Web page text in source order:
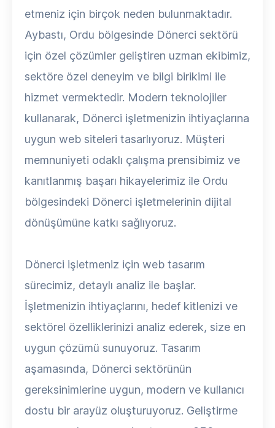
etmeniz için birçok neden bulunmaktadır.
Aybastı, Ordu bölgesinde Dönerci sektörü
için özel çözümler geliştiren uzman ekibimiz,
sektöre özel deneyim ve bilgi birikimi ile
hizmet vermektedir. Modern teknolojiler
kullanarak, Dönerci işletmenizin ihtiyaçlarına
uygun web siteleri tasarlıyoruz. Müşteri
memnuniyeti odaklı çalışma prensibimiz ve
kanıtlanmış başarı hikayelerimiz ile Ordu
bölgesindeki Dönerci işletmelerinin dijital
dönüşümüne katkı sağlıyoruz.
Dönerci işletmeniz için web tasarım
sürecimiz, detaylı analiz ile başlar.
İşletmenizin ihtiyaçlarını, hedef kitlenizi ve
sektörel özelliklerinizi analiz ederek, size en
uygun çözümü sunuyoruz. Tasarım
aşamasında, Dönerci sektörünün
gereksinimlerine uygun, modern ve kullanıcı
dostu bir arayüz oluşturuyoruz. Geliştirme